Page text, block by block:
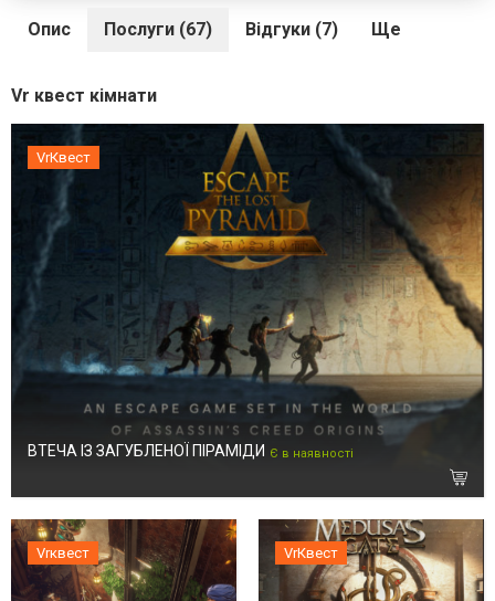
Опис Послуги (67) Відгуки (7) Ще
Vr квест кімнати
VrКвест
ВТЕЧА ІЗ ЗАГУБЛЕНОЇ ПІРАМІДИ Є в наявності
Vrквест VrКвест